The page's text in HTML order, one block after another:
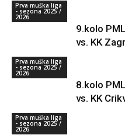
Prva muška liga
- sezona 2025 /
2026
9.kolo
vs. KK
Prva muška liga
- sezona 2025 /
2026
8.kolo
vs. KK
Prva muška liga
- sezona 2025 /
2026